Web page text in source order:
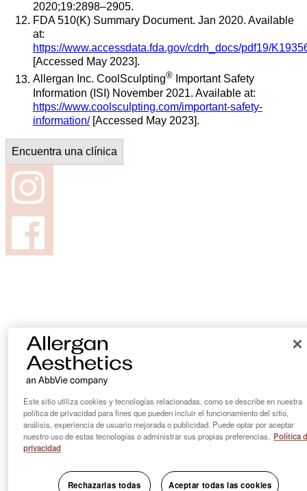
2020;19:2898–2905.
FDA 510(K) Summary Document. Jan 2020. Available
at:
https://www.accessdata.fda.gov/cdrh_docs/pdf19/
[Accessed May 2023].
Allergan Inc. CoolSculpting® Important Safety
Information (ISI) November 2021. Available at:
https://www.coolsculpting.com/important-safety-
information/[Accessed May 2023].
Encuentra una clínica
Este sitio utiliza cookies y tecnologías relacionadas, como se describe en nuestra
política de privacidad para fines que pueden incluir el funcionamiento del sitio,
análisis, experiencia de usuario mejorada o publicidad. Puede optar por aceptar
nuestro uso de estas tecnologías o administrar sus propias preferencias. Política
privacidad
Rechazarlas todas Aceptar todas las cookies